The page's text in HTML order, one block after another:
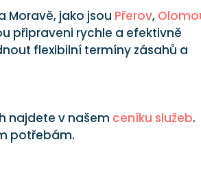
Moravě, jako jsou Přerov,
připraveni rychle a efektivně
flexibilní termíny zásahů a
najdete v našem ceníku služeb.
potřebám.